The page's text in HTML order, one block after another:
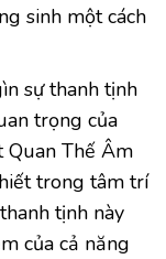
sinh một cách
sự thanh tịnh
trọng của
Quan Thế Âm
trong tâm trí
tịnh này
của cả năng